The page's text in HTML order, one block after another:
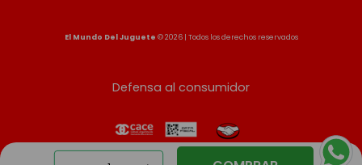
El Mundo Del Juguete © 2026 | Todos los derechos reservados
Defensa al consumidor